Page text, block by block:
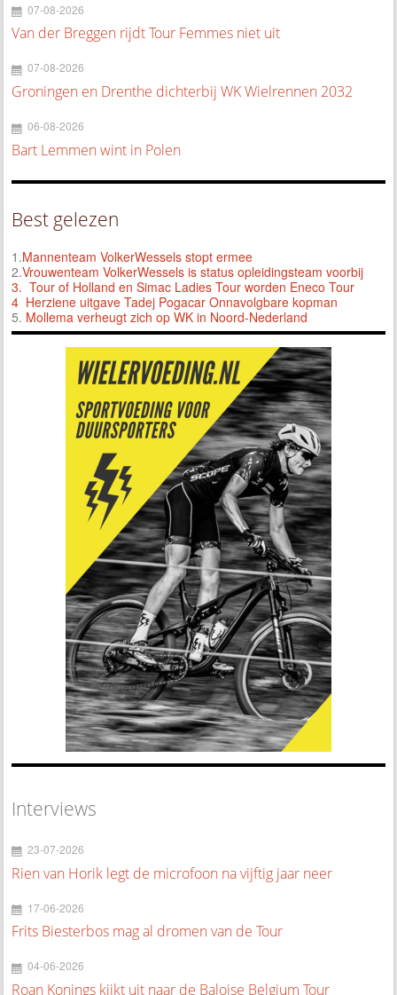
07-08-2026
Van der Breggen rijdt Tour Femmes niet uit
07-08-2026
Groningen en Drenthe dichterbij WK Wielrennen 2032
06-08-2026
Bart Lemmen wint in Polen
Best gelezen
1.Mannenteam VolkerWessels stopt ermee
2.Vrouwenteam VolkerWessels is status opleidingsteam voorbij
3. Tour of Holland en Simac Ladies Tour worden Eneco Tour
4 Herziene uitgave Tadej Pogacar Onnavolgbare kopman
5. Mollema verheugt zich op WK in Noord-Nederland
Interviews
23-07-2026
Rien van Horik legt de microfoon na vijftig jaar neer
17-06-2026
Frits Biesterbos mag al dromen van de Tour
04-06-2026
Roan Konings kijkt uit naar de Baloise Belgium Tour